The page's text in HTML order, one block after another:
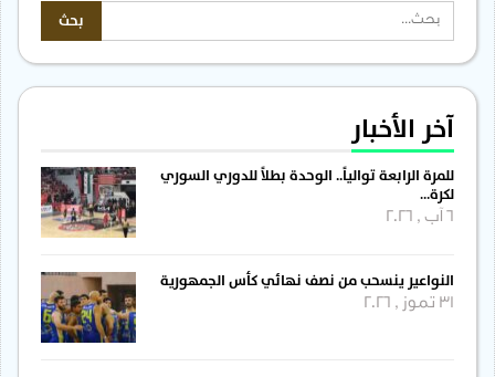
آخر الأخبار
للمرة الرابعة توالياً.. الوحدة بطلاً للدوري السوري
لكرة…
النواعير ينسحب من نصف نهائي كأس الجمهورية
31 تموز , 2026